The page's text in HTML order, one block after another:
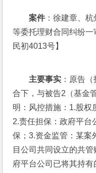
案件：徐建章、
等委托理财合同纠纷
民初4013号】
主要事实 ：原告
合下，与被告2（基金
明：风控措施：1.股权
2.责任担保：政府平台
保；3.资金监管：某案
目公司共同设立的共
府平台公司已将其持